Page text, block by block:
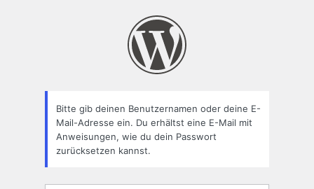
Bitte gib deinen Benutzernamen oder deine E-
Mail-Adresse ein. Du erhältst eine E-Mail mit
Anweisungen, wie du dein Passwort
zurücksetzen kannst.